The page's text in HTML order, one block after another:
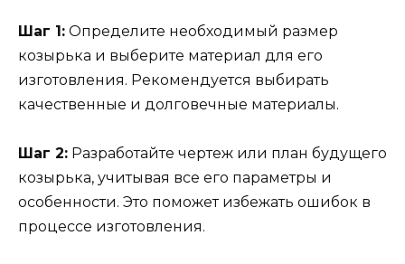
Шаг 1: Определите необходимый размер
козырька и выберите материал для его
изготовления. Рекомендуется выбирать
качественные и долговечные материалы.
Шаг 2: Разработайте чертеж или план будущего
козырька, учитывая все его параметры и
особенности. Это поможет избежать ошибок в
процессе изготовления.